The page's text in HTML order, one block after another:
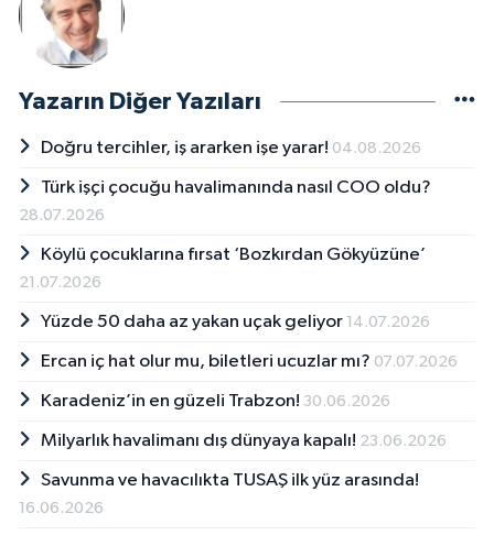
Yazarın Diğer Yazıları
Doğru tercihler, iş ararken işe yarar! 04.08.2026
Türk işçi çocuğu havalimanında nasıl COO oldu?
28.07.2026
Köylü çocuklarına fırsat ‘Bozkırdan Gökyüzüne’
21.07.2026
Yüzde 50 daha az yakan uçak geliyor 14.07.2026
Ercan iç hat olur mu, biletleri ucuzlar mı? 07.07.2026
Karadeniz’in en güzeli Trabzon! 30.06.2026
Milyarlık havalimanı dış dünyaya kapalı! 23.06.2026
Savunma ve havacılıkta TUSAŞ ilk yüz arasında!
16.06.2026